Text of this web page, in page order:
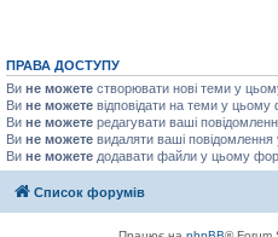
ПРАВА ДОСТУПУ
Ви не можете створювати нові теми у
Ви не можете відповідати на теми у цьому
Ви не можете редагувати ваші
Ви не можете видаляти ваші
Ви не можете додавати файли у цьому
Список форумів